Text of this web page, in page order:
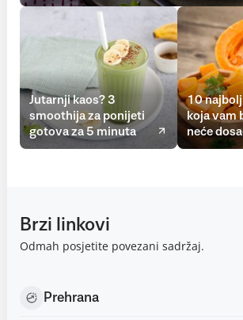
Jutarnji kaos? 3
smoothija za ponijeti
gotova za 5 minuta
10
koja vam
neće
Brzi linkovi
Odmah posjetite povezani sadržaj.
Prehrana